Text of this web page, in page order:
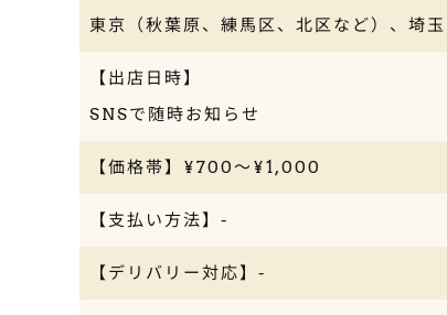
東京（秋葉原、練馬区、北区など）、埼玉
【出店日時】
SNSで随時お知らせ
【価格帯】¥700～¥1,000
【支払い方法】-
【デリバリー対応】-